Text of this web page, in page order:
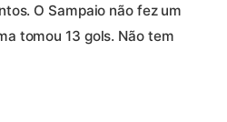
O Sampaio não fez um
tomou 13 gols. Não tem